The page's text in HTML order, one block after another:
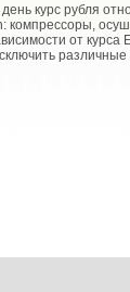
курс рубля
компрессоры,
от